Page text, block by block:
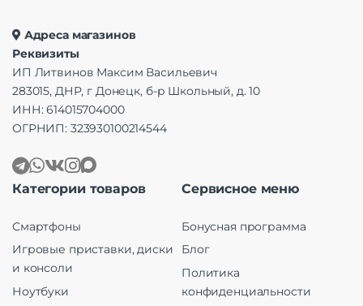
Адреса магазинов
Реквизиты
ИП Литвинов Максим Васильевич
283015, ДНР, г Донецк, б-р Школьный, д. 10
ИНН: 614015704000
ОГРНИП: 323930100214544
Категории товаров
Смартфоны
Игровые приставки, диски
и консоли
Ноутбуки
Сервисное меню
Бонусная программа
Блог
Политика
конфиденциальности